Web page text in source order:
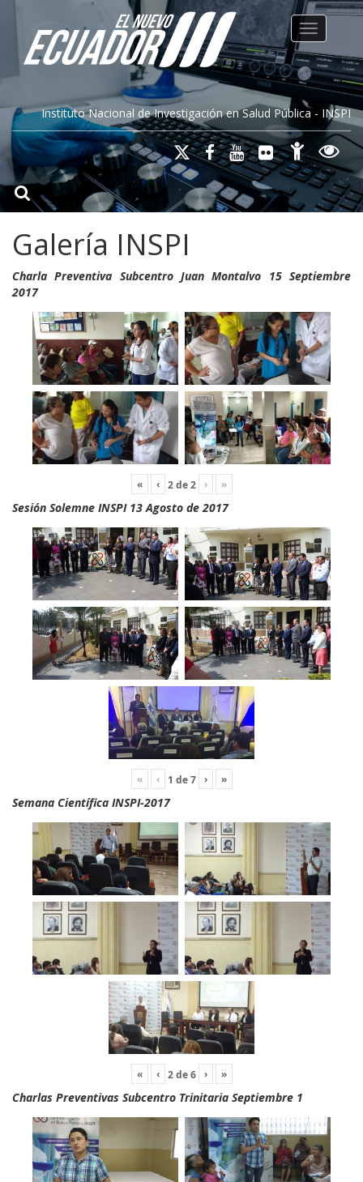
Instituto Nacional de Investigación en Salud Pública - INSPI
Toggle
Galería INSPI
Charla Preventiva Subcentro Juan Montalvo 15 Septiembre
2017
« ‹ 2de2 › »
Sesión Solemne INSPI 13 Agosto de 2017
« ‹ 1 de7 › »
Semana Científica INSPI-2017
« ‹ 2de6 › »
Charlas Preventivas Subcentro Trinitaria Septiembre 1